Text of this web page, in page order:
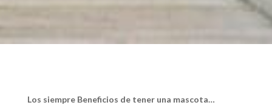
Los siempre Beneficios de tener una mascota…